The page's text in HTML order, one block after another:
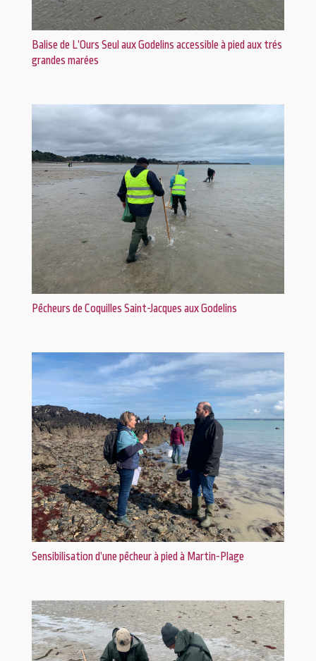
Balise de L’Ours Seul aux Godelins accessible à pied aux trés
grandes marées
Pêcheurs de Coquilles Saint-Jacques aux Godelins
Sensibilisation d’une pêcheur à pied à Martin-Plage